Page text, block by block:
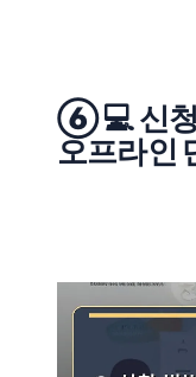
⑥ 💻 신청
오프라인